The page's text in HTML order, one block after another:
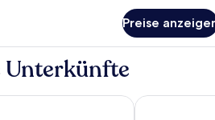
Preise
Unterkünfte
Maingate Fiesta Inn-